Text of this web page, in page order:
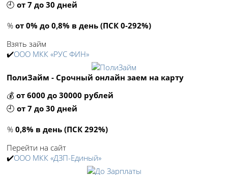
🕘от 7 до 30 дней
% от 0% до 0,8% в день (ПСК 0-292%)
Взять займ
✔️ООО МКК «РУС ФИН»
ПолиЗайм - Срочный онлайн заем на карту
💰от 6000 до 30000 рублей
🕘от 7 до 30 дней
% 0,8% в день (ПСК 292%)
Перейти на сайт
✔️ООО МКК «ДЗП-Единый»